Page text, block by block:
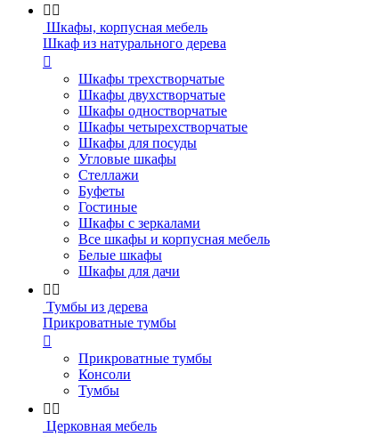
 
Шкафы, корпусная мебель
Шкаф из натурального дерева

Шкафы трехстворчатые
Шкафы двухстворчатые
Шкафы одностворчатые
Шкафы четырехстворчатые
Шкафы для посуды
Угловые шкафы
Стеллажи
Буфеты
Гостиные
Шкафы с зеркалами
Все шкафы и корпусная мебель
Белые шкафы
Шкафы для дачи
 
Тумбы из дерева
Прикроватные тумбы

Прикроватные тумбы
Консоли
Тумбы
 
Церковная мебель